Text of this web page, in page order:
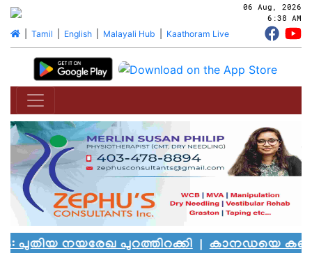
06 Aug, 2026
6:38 AM
| Tamil English| Malayali Hub Kaathoram Live
നയരേഖ പുറത്തിറക്കി|കാനഡയെ